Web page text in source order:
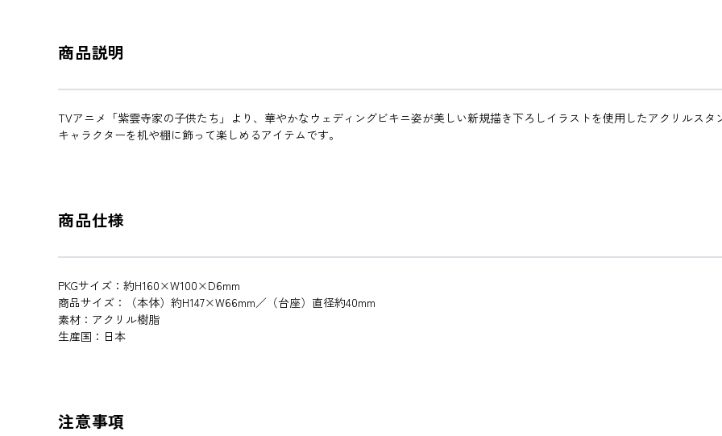
商品説明
TVアニメ「紫雲寺家の子供たち」より、華やかなウェディングビキニ姿が美しい新規描き下ろしイラストを使用したアクリルスタ
キャラクターを机や棚に飾って楽しめるアイテムです。
商品仕様
PKGサイズ：約H160×W100×D6mm
商品サイズ：（本体）約H147×W66mm／（台座）直径約40mm
素材：アクリル樹脂
生産国：日本
注意事項